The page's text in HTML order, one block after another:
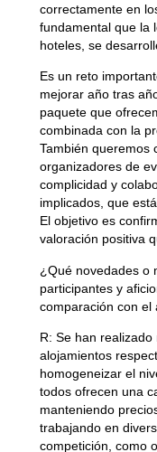
correctamente en
fundamental que la
hoteles, se
Es un reto
mejorar año tras
paquete que
combinada con la
También queremos
organizadores de
complicidad y
implicados, que
El objetivo es
valoración positiva
¿Qué novedades o
participantes y
comparación con el
R: Se han realizado
alojamientos
homogeneizar el
todos ofrecen una
manteniendo
trabajando en
competición, como